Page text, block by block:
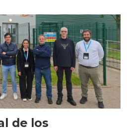
de los